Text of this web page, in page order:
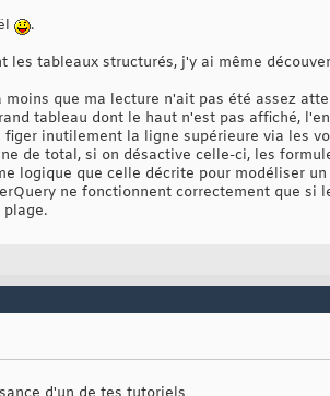
.
tableaux structurés, j'y ai même
que ma lecture n'ait pas été assez
tableau dont le haut n'est pas affiché,
inutilement la ligne supérieure via les
de total, si on désactive celle-ci, les
logique que celle décrite pour modéliser
ne fonctionnent correctement que si